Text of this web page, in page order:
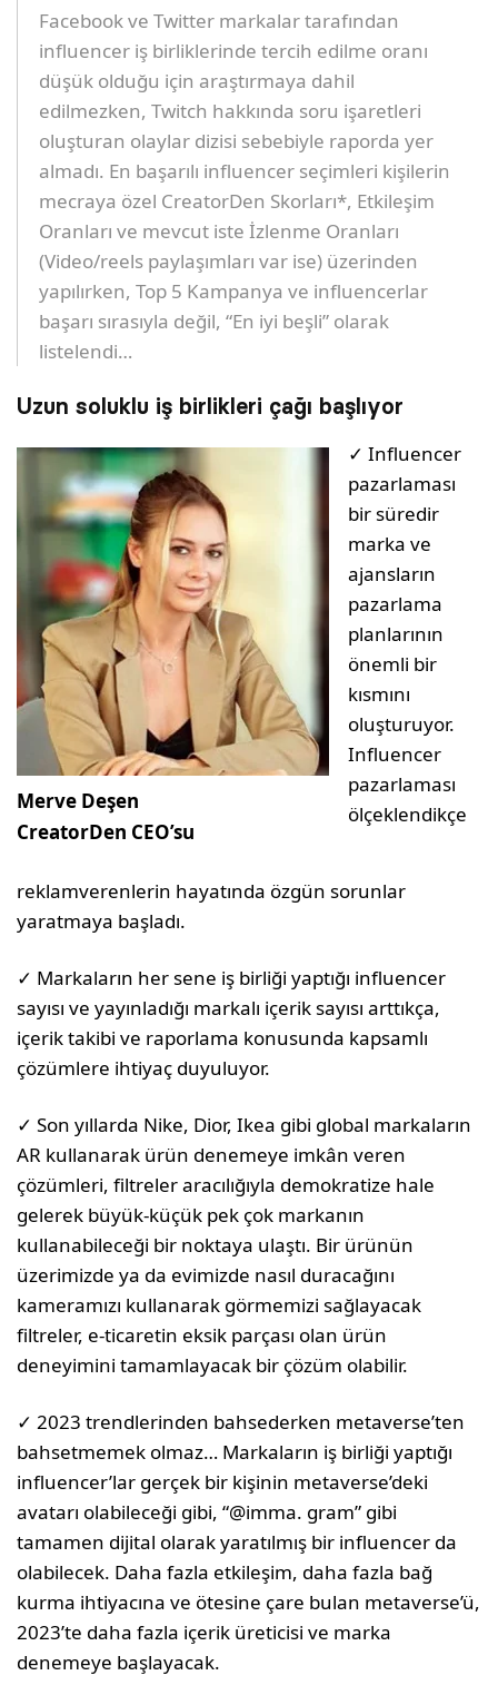
Facebook ve Twitter markalar tarafından
influencer iş birliklerinde tercih edilme oranı
düşük olduğu için araştırmaya dahil
edilmezken, Twitch hakkında soru işaretleri
oluşturan olaylar dizisi sebebiyle raporda yer
almadı. En başarılı influencer seçimleri kişilerin
mecraya özel CreatorDen Skorları*, Etkileşim
Oranları ve mevcut iste İzlenme Oranları
(Video/reels paylaşımları var ise) üzerinden
yapılırken, Top 5 Kampanya ve influencerlar
başarı sırasıyla değil, “En iyi beşli” olarak
listelendi…
Uzun soluklu iş birlikleri çağı başlıyor
Merve Deşen
CreatorDen CEO’su
✓ Influencer
pazarlaması
bir süredir
marka ve
ajansların
pazarlama
planlarının
önemli bir
kısmını
oluşturuyor.
Influencer
pazarlaması
ölçeklendikçe
reklamverenlerin hayatında özgün sorunlar
yaratmaya başladı.
✓ Markaların her sene iş birliği yaptığı influencer
sayısı ve yayınladığı markalı içerik sayısı arttıkça,
içerik takibi ve raporlama konusunda kapsamlı
çözümlere ihtiyaç duyuluyor.
✓ Son yıllarda Nike, Dior, Ikea gibi global markaların
AR kullanarak ürün denemeye imkân veren
çözümleri, filtreler aracılığıyla demokratize hale
gelerek büyük-küçük pek çok markanın
kullanabileceği bir noktaya ulaştı. Bir ürünün
üzerimizde ya da evimizde nasıl duracağını
kameramızı kullanarak görmemizi sağlayacak
filtreler, e-ticaretin eksik parçası olan ürün
deneyimini tamamlayacak bir çözüm olabilir.
✓ 2023 trendlerinden bahsederken metaverse’ten
bahsetmemek olmaz… Markaların iş birliği yaptığı
influencer’lar gerçek bir kişinin metaverse’deki
avatarı olabileceği gibi, “@imma. gram” gibi
tamamen dijital olarak yaratılmış bir influencer da
olabilecek. Daha fazla etkileşim, daha fazla bağ
kurma ihtiyacına ve ötesine çare bulan metaverse’ü,
2023’te daha fazla içerik üreticisi ve marka
denemeye başlayacak.